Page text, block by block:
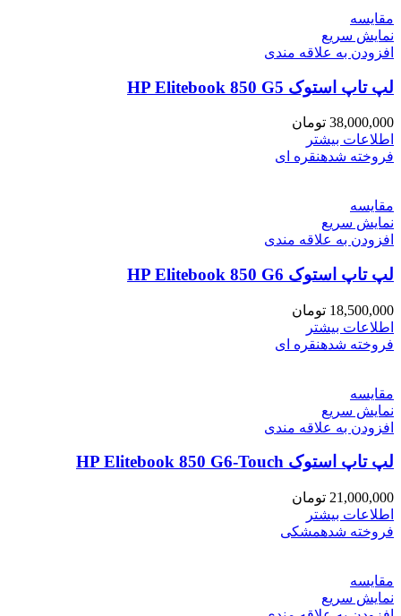
مقايسه
نمایش سریع
افزودن به علاقه مندی
لپ تاپ استوک HP Elitebook 850 G5
38,000,000 تومان
اطلاعات بیشتر
فروخته شدهنقره ای
مقايسه
نمایش سریع
افزودن به علاقه مندی
لپ تاپ استوک HP Elitebook 850 G6
18,500,000 تومان
اطلاعات بیشتر
فروخته شدهنقره ای
مقايسه
نمایش سریع
افزودن به علاقه مندی
لپ تاپ استوک HP Elitebook 850 G6-Touch
21,000,000 تومان
اطلاعات بیشتر
فروخته شدهمشکی
مقايسه
نمایش سریع